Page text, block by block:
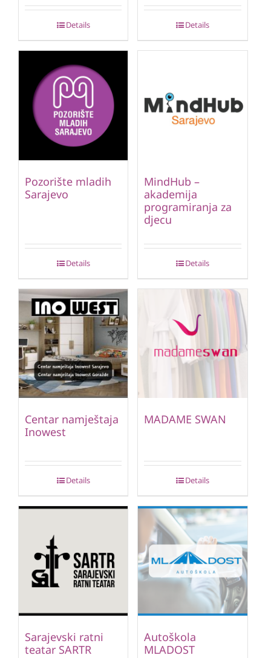
Details Details
Pozorište mladih
Sarajevo
Details
MindHub –
akademija
programiranja za
djecu
Details
Centar namještaja
Inowest
Details
MADAME SWAN
Details
Sarajevski ratni
teatar SARTR
Autoškola
MLADOST